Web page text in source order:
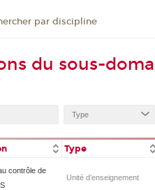
par discipline
du sous-
Type
contrôle de
Unité d’enseignement